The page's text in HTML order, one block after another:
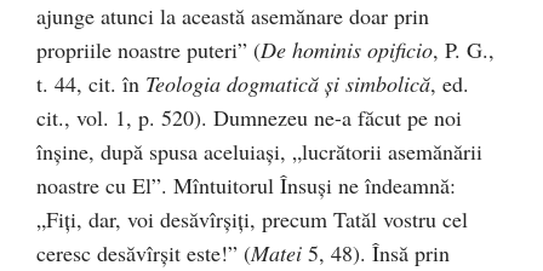
ajunge atunci la această asemănare doar prin
propriile noastre puteri” (De hominis opificio, P. G.,
t. 44, cit. în Teologia dogmatică și simbolică, ed.
cit., vol. 1, p. 520). Dumnezeu ne-a făcut pe noi
înșine, după spusa aceluiași, „lucrătorii asemănării
noastre cu El”. Mîntuitorul Însuși ne îndeamnă:
„Fiți, dar, voi desăvîrșiți, precum Tatăl vostru cel
ceresc desăvîrșit este!” (Matei 5, 48). Însă prin